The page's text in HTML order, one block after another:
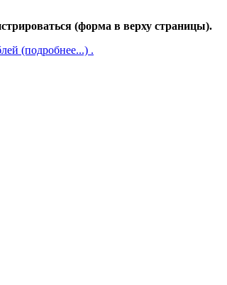
(форма в верху страницы).
(подробнее...) .